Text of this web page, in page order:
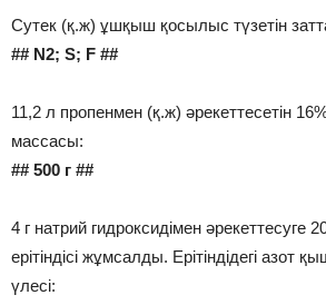
Сутек (қ.ж) ұшқыш қосылыс түзетін
## N2; S; F ##
11,2 л пропенмен (қ.ж) әрекеттесетін
массасы:
## 500 г ##
4 г натрий гидроксидімен әрекеттесуге
ерітіндісі жұмсалды. Ерітіндідегі
үлесі: